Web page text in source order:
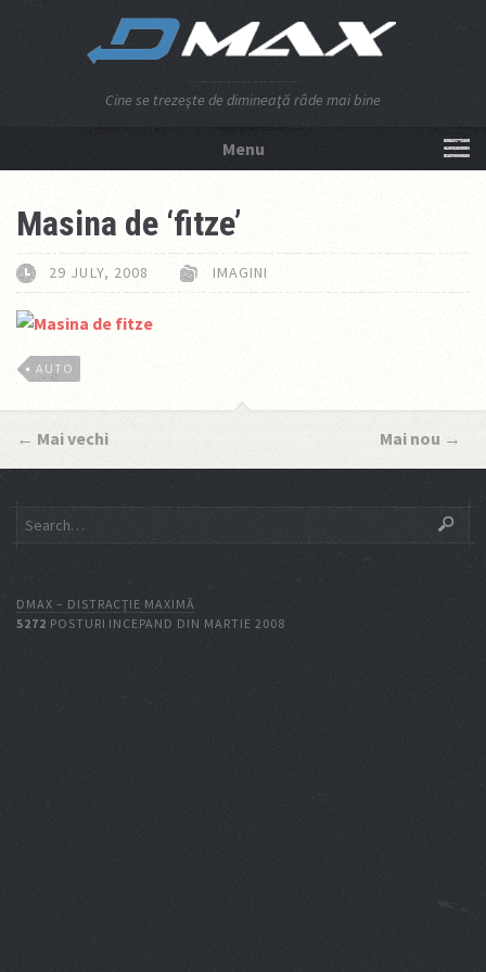
Cine se trezeşte de dimineaţă râde mai bine
Menu
Masina de ‘fitze’
29 JULY, 2008 IMAGINI
AUTO
← Mai vechi Mai nou →
DMAX – DISTRACŢIE MAXIMĂ
5272 POSTURI INCEPAND DIN MARTIE 2008